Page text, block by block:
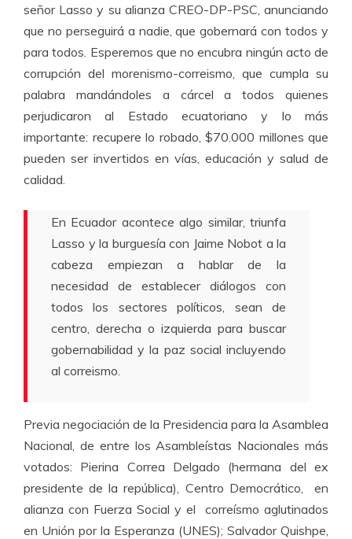
señor Lasso y su alianza CREO-DP-PSC, anunciando
que no perseguirá a nadie, que gobernará con todos y
para todos. Esperemos que no encubra ningún acto de
corrupción del morenismo-correismo, que cumpla su
palabra mandándoles a cárcel a todos quienes
perjudicaron al Estado ecuatoriano y lo más
importante: recupere lo robado, $70.000 millones que
pueden ser invertidos en vías, educación y salud de
calidad.
En Ecuador acontece algo similar, triunfa
Lasso y la burguesía con Jaime Nobot a la
cabeza empiezan a hablar de la
necesidad de establecer diálogos con
todos los sectores políticos, sean de
centro, derecha o izquierda para buscar
gobernabilidad y la paz social incluyendo
al correismo.
Previa negociación de la Presidencia para la Asamblea
Nacional, de entre los Asambleístas Nacionales más
votados: Pierina Correa Delgado (hermana del ex
presidente de la república), Centro Democrático, en
alianza con Fuerza Social y el correísmo aglutinados
en Unión por la Esperanza (UNES); Salvador Quishpe,